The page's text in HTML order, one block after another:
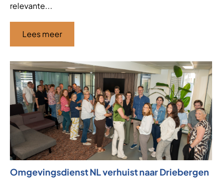
relevante...
Lees meer
Omgevingsdienst NL verhuist naar Driebergen